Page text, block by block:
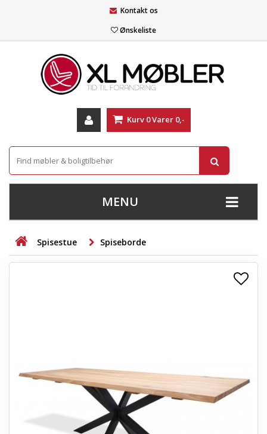
Kontakt os
Ønskeliste
Kurv 0Varer 0,-
MENU
+
STUE
+
TÆPPER
ENTREMØBLER
Spisestue Spiseborde